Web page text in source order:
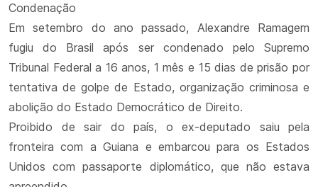
Condenação
Em setembro do ano passado, Alexandre Ramagem
fugiu do Brasil após ser condenado pelo Supremo
Tribunal Federal a 16 anos, 1 mês e 15 dias de prisão por
tentativa de golpe de Estado, organização criminosa e
abolição do Estado Democrático de Direito.
Proibido de sair do país, o ex-deputado saiu pela
fronteira com a Guiana e embarcou para os Estados
Unidos com passaporte diplomático, que não estava